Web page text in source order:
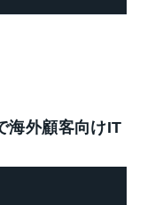
海外顧客向けIT